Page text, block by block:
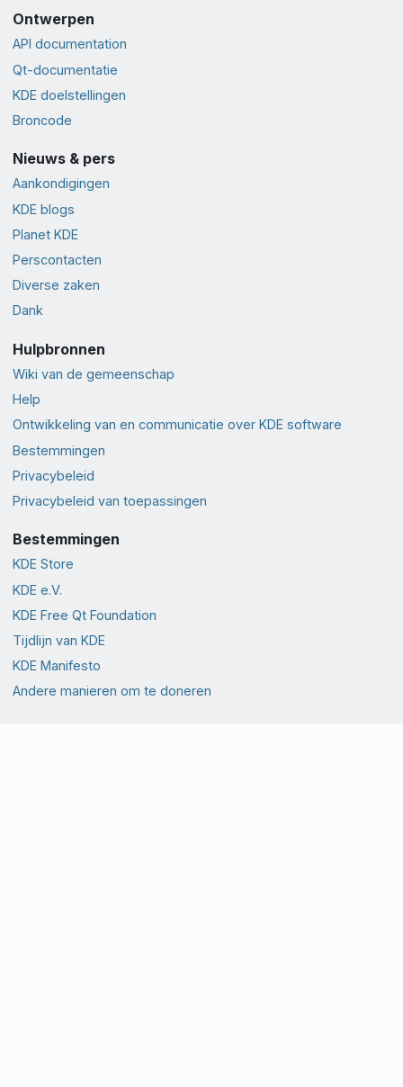
Ontwerpen
API documentation
Qt-documentatie
KDE doelstellingen
Broncode
Nieuws & pers
Aankondigingen
KDE blogs
Planet KDE
Perscontacten
Diverse zaken
Dank
Hulpbronnen
Wiki van de gemeenschap
Help
Ontwikkeling van en communicatie over KDE software
Bestemmingen
Privacybeleid
Privacybeleid van toepassingen
Bestemmingen
KDE Store
KDE e.V.
KDE Free Qt Foundation
Tijdlijn van KDE
KDE Manifesto
Andere manieren om te doneren